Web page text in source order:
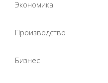
Экономика
Производство
Бизнес